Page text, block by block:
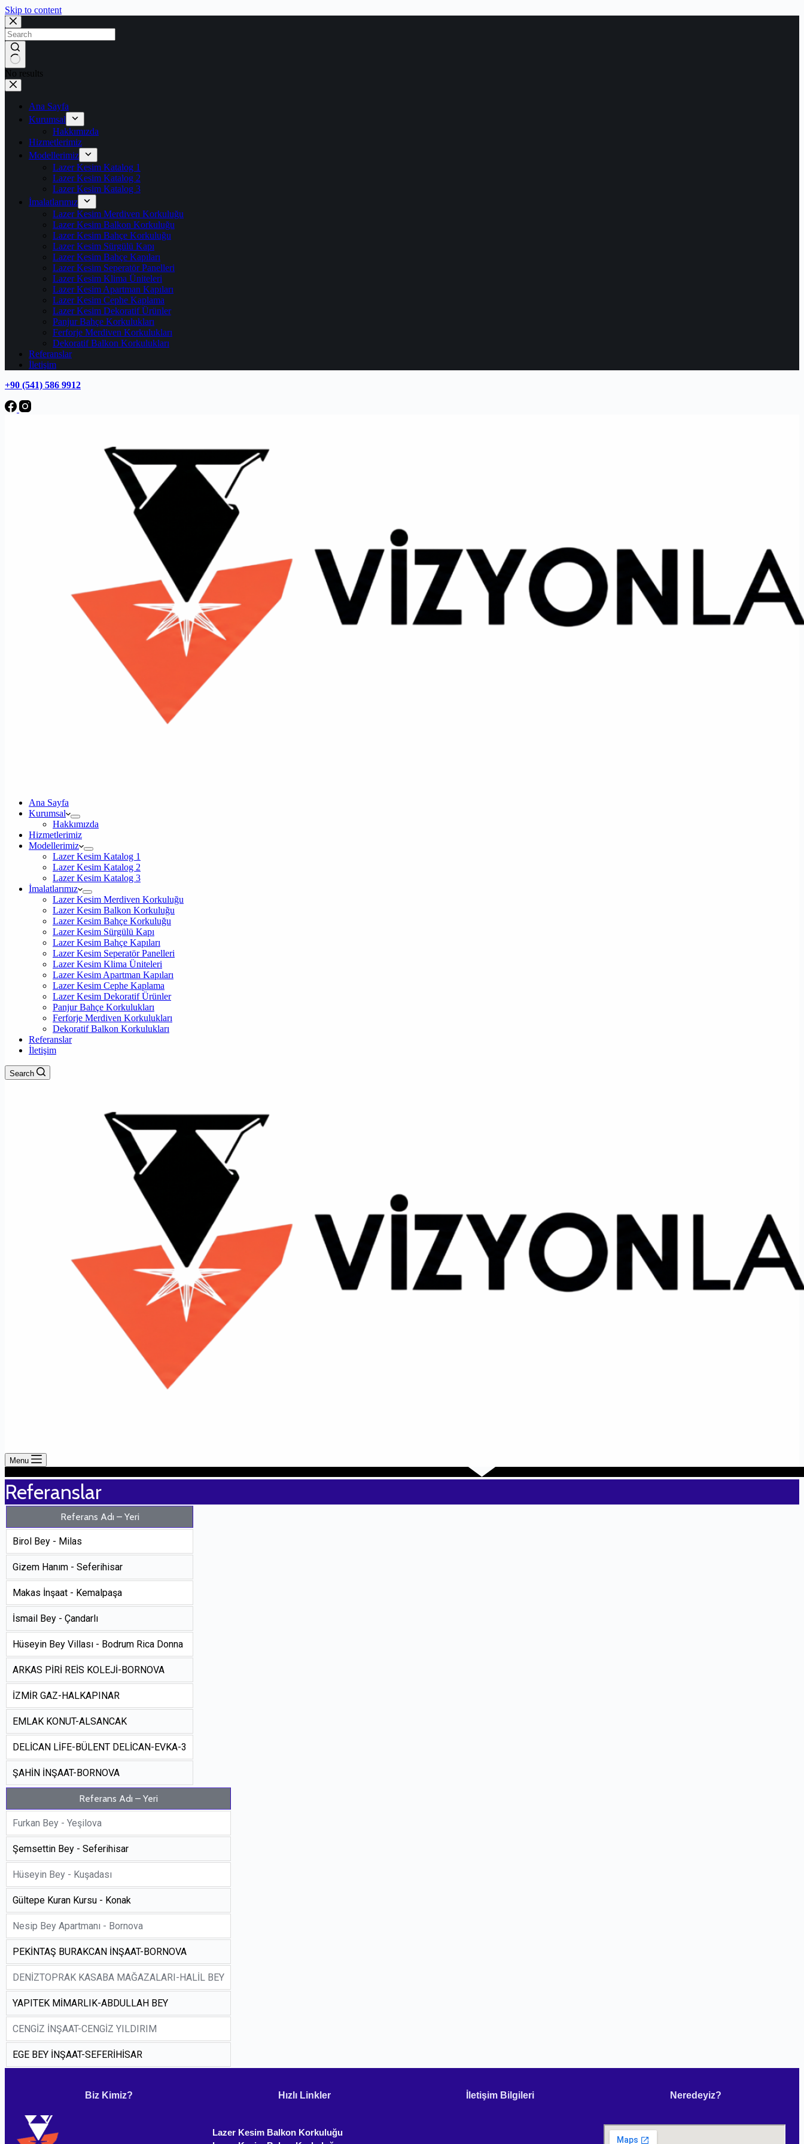
Skip to content
No results
Ana Sayfa
Kurumsal
Hakkımızda
Hizmetlerimiz
Modellerimiz
Lazer Kesim Katalog 1
Lazer Kesim Katalog 2
Lazer Kesim Katalog 3
İmalatlarımız
Lazer Kesim Merdiven Korkuluğu
Lazer Kesim Balkon Korkuluğu
Lazer Kesim Bahçe Korkuluğu
Lazer Kesim Sürgülü Kapı
Lazer Kesim Bahçe Kapıları
Lazer Kesim Seperatör Panelleri
Lazer Kesim Klima Üniteleri
Lazer Kesim Apartman Kapıları
Lazer Kesim Cephe Kaplama
Lazer Kesim Dekoratif Ürünler
Panjur Bahçe Korkulukları
Ferforje Merdiven Korkulukları
Dekoratif Balkon Korkulukları
Referanslar
İletişim
+90 (541) 586 9912
Ana Sayfa
Kurumsal
Hakkımızda
Hizmetlerimiz
Modellerimiz
Lazer Kesim Katalog 1
Lazer Kesim Katalog 2
Lazer Kesim Katalog 3
İmalatlarımız
Lazer Kesim Merdiven Korkuluğu
Lazer Kesim Balkon Korkuluğu
Lazer Kesim Bahçe Korkuluğu
Lazer Kesim Sürgülü Kapı
Lazer Kesim Bahçe Kapıları
Lazer Kesim Seperatör Panelleri
Lazer Kesim Klima Üniteleri
Lazer Kesim Apartman Kapıları
Lazer Kesim Cephe Kaplama
Lazer Kesim Dekoratif Ürünler
Panjur Bahçe Korkulukları
Ferforje Merdiven Korkulukları
Dekoratif Balkon Korkulukları
Referanslar
İletişim
Search
Menu
Referanslar
Referans Adı – Yeri
Birol Bey - Milas
Gizem Hanım - Seferihisar
Makas İnşaat - Kemalpaşa
İsmail Bey - Çandarlı
Hüseyin Bey Villası - Bodrum Rica Donna
ARKAS PİRİ REİS KOLEJİ-BORNOVA
İZMİR GAZ-HALKAPINAR
EMLAK KONUT-ALSANCAK
DELİCAN LİFE-BÜLENT DELİCAN-EVKA-3
ŞAHİN İNŞAAT-BORNOVA
Referans Adı – Yeri
Furkan Bey - Yeşilova
Şemsettin Bey - Seferihisar
Hüseyin Bey - Kuşadası
Gültepe Kuran Kursu - Konak
Nesip Bey Apartmanı - Bornova
PEKİNTAŞ BURAKCAN İNŞAAT-BORNOVA
DENİZTOPRAK KASABA MAĞAZALARI-HALİL BEY
YAPITEK MİMARLIK-ABDULLAH BEY
CENGİZ İNŞAAT-CENGİZ YILDIRIM
EGE BEY İNŞAAT-SEFERİHİSAR
Biz Kimiz? Hızlı Linkler
Lazer Kesim Balkon Korkuluğu
İletişim Bilgileri Neredeyiz?